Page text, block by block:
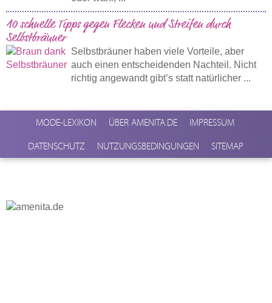
10 schnelle Tipps gegen Flecken und Streifen durch
Selbstbräuner
Selbstbräuner haben viele Vorteile, aber
auch einen entscheidenden Nachteil. Nicht
richtig angewandt gibt’s statt natürlicher ...
MODE-LEXIKON ÜBER AMENITA.DE
IMPRESSUM
DATENSCHUTZ
NUTZUNGSBEDINGUNGEN SITEMAP